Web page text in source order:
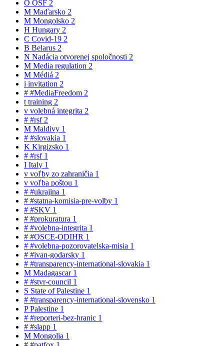
O OSF 2
M Maďarsko 2
M Mongolsko 2
H Hungary 2
C Covid-19 2
B Belarus 2
N Nadácia otvorenej spoločnosti 2
M Media regulation 2
M Médiá 2
i invitation 2
# #MediaFreedom 2
t training 2
v volebná integrita 2
# #rsf 2
M Maldivy 1
# #slovakia 1
K Kirgizsko 1
# #rsf 1
I Italy 1
v voľby zo zahraničia 1
v voľba poštou 1
# #ukrajina 1
# #statna-komisia-pre-volby 1
# #SKV 1
# #prokuratura 1
# #volebna-integrita 1
# #OSCE-ODIHR 1
# #volebna-pozorovatelska-misia 1
# #ivan-godarsky 1
# #transparency-international-slovakia 1
M Madagascar 1
# #stvr-council 1
S State of Palestine 1
# #transparency-international-slovensko 1
PPalestine 1
# #reporteri-bez-hranic 1
# #slapp 1
M Mongolia 1